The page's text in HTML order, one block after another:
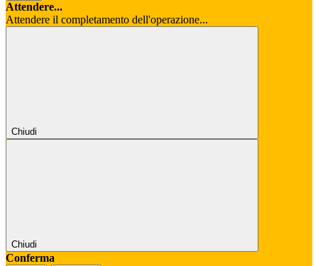
Attendere...
Attendere il completamento dell'operazione...
Chiudi
Chiudi
Conferma